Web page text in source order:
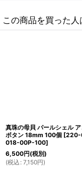
この商品を買った
真珠の母貝 パールシェル
ボタン 18mm 100個 [220-
018-00P-100]
6,500円(税別)
(税込 : 7,150円)